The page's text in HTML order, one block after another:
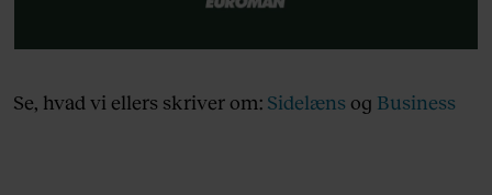
Se, hvad vi ellers skriver om: Sidelæns og Business